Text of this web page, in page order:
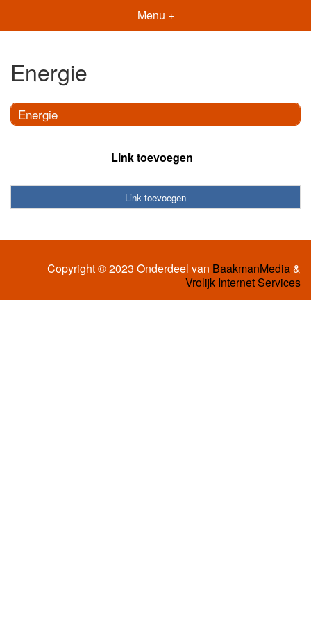
Menu +
Energie
Energie
Link toevoegen
Link toevoegen
Copyright © 2023 Onderdeel van BaakmanMedia&
Vrolijk Internet Services